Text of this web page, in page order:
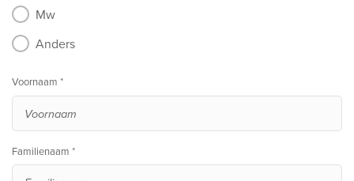
Mw
Anders
Voornaam *
Familienaam *